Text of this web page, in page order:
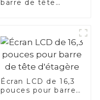
barre de tête
Écran LCD de 16,3
pouces pour barre